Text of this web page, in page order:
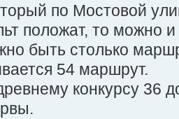
по Мостовой
положат, то можно
быть столько
54 маршрут.
конкурсу 36